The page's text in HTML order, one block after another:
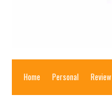
Home Personal Review